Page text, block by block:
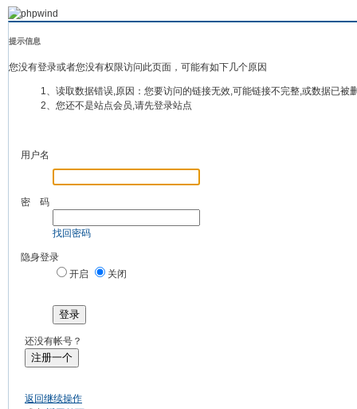
提示信息
您没有登录或者您没有权限访问此页面，可能有如下几个原因
1、读取数据错误,原因：您要访问的链接无效,可能链接不完整,或数据已被
2、您还不是站点会员,请先登录站点
用户名
密 码
找回密码
隐身登录
开启
关闭
登录
还没有帐号？
注册一个
返回继续操作